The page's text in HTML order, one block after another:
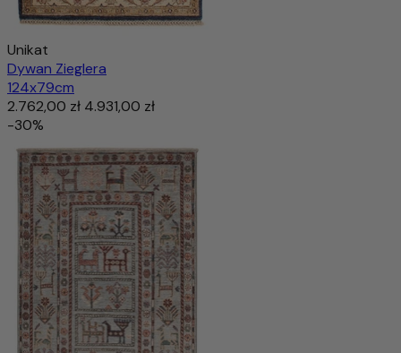
Unikat
Dywan Zieglera
124x79cm
2.762,00 zł 4.931,00 zł
-30%